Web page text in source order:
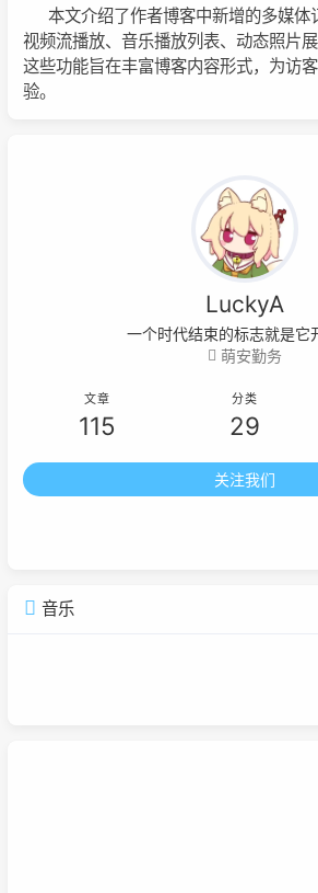
本文介绍了作者博客中新增的多媒体
视频流播放、音乐播放列表、动态照片
这些功能旨在丰富博客内容形式，为访
验。
LuckyA
一个时代结束的标志就是它开
萌安勤务
文章
115
分类
29
关注我们
音乐